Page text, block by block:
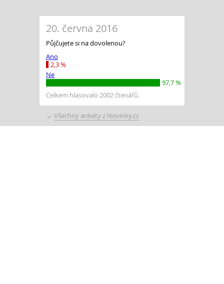
20. června 2016
Půjčujete si na dovolenou?
Ano
2,3 %
Ne
97,7 %
Celkem hlasovalo 2002 čtenářů.
← Všechny ankety z Novinky.cz